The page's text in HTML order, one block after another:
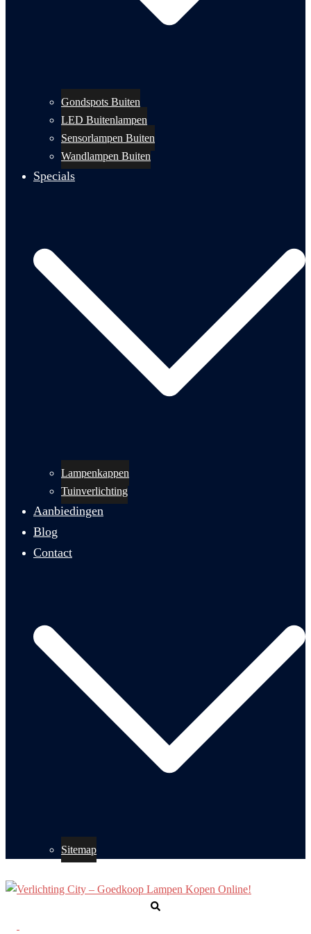
Gondspots Buiten
LED Buitenlampen
Sensorlampen Buiten
Wandlampen Buiten
Specials
Lampenkappen
Tuinverlichting
Aanbiedingen
Blog
Contact
Sitemap